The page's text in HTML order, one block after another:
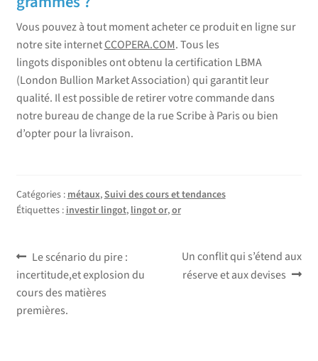
Vous pouvez à tout moment acheter ce produit en ligne sur
notre site internetCCOPERA.COM. Tous les
lingots disponibles ont obtenu la certification LBMA
(London Bullion Market Association) qui garantit leur
qualité. Il est possible de retirer votre commande dans
notre bureau de change de la rue Scribe à Paris ou bien
d’opter pour la livraison.
Catégories :métaux,Suivi des cours et tendances
Étiquettes :investir lingot,lingot or,or
Navigation
de
l’article
Article
précédent :
Le scénario du pire :
incertitude,et explosion du
cours des matières
premières.
Article
suivant :
Un conflit qui s’étend aux
réserve et aux devises